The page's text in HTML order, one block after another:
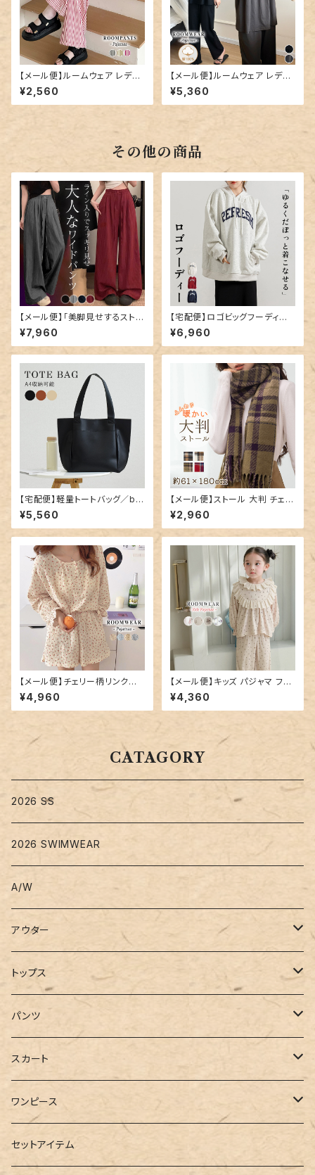
【メール便】ルームウェア レディ
ース パンツ ロング丈 ストライプ
／roomwear290
¥2,560
【メール便】ルームウェア レディ
ース 上下セット セットアップ パ
ジャマ／roomwear293
¥5,360
その他の商品
【メール便】「美脚見せするストラ
イプ」ワイドパンツ レディース き
れいめ ボトムス ハイウエスト／
pants684
¥7,960
【宅配便】ロゴビッグフーディー
／tops2070
¥6,960
【宅配便】軽量トートバッグ／ba
g282
¥5,560
【メール便】ストール 大判 チェッ
ク マフラー レディース／stole
074
¥2,960
【メール便】チェリー柄リンクル
ルームウエア／roomwear116
¥4,960
【メール便】キッズ パジャマ フリ
ル 長袖 女の子／roomwear2
62
¥4,360
CATAGORY
2026 SS
2026 SWIMWEAR
A/W
アウター
コート
ジャケット
ブルゾン
ロングシャツ
ダウンジャケット
トップス
Tシャツ
カットソー
半袖
スウェット・パーカー
ニット
パンツ
デニム
スキニー
ショートパンツ
スカート
ロング
ミニ
ワンピース
シャツワンピース
セットアイテム